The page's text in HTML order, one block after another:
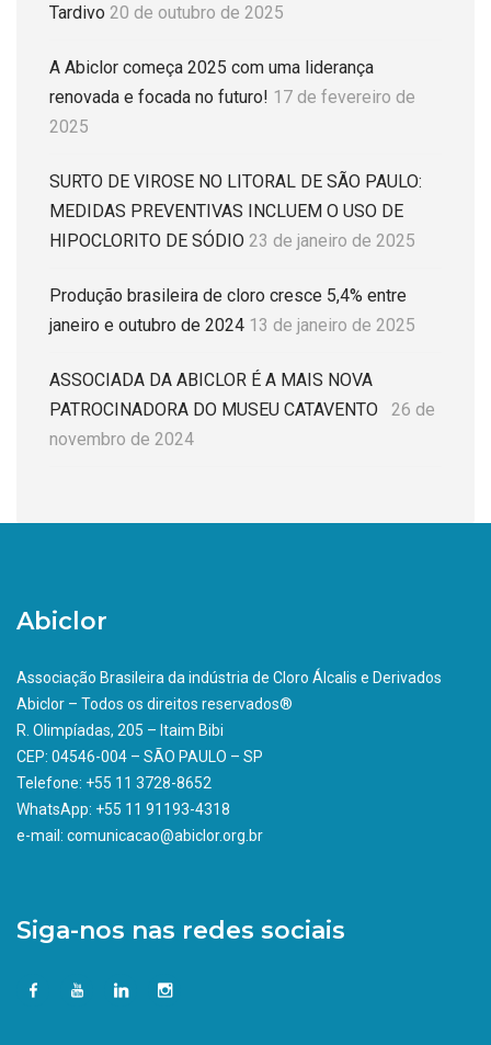
Tardivo 20 de outubro de 2025
A Abiclor começa 2025 com uma liderança
renovada e focada no futuro! 17 de fevereiro de
2025
SURTO DE VIROSE NO LITORAL DE SÃO PAULO:
MEDIDAS PREVENTIVAS INCLUEM O USO DE
HIPOCLORITO DE SÓDIO 23 de janeiro de 2025
Produção brasileira de cloro cresce 5,4% entre
janeiro e outubro de 2024 13 de janeiro de 2025
ASSOCIADA DA ABICLOR É A MAIS NOVA
PATROCINADORA DO MUSEU CATAVENTO
26 de
novembro de 2024
Abiclor
Associação Brasileira da indústria de Cloro Álcalis e Derivados
Abiclor – Todos os direitos reservados®
R. Olimpíadas, 205 – Itaim Bibi
CEP: 04546-004 – SÃO PAULO – SP
Telefone: +55 11 3728-8652
WhatsApp: +55 11 91193-4318
e-mail: comunicacao@abiclor.org.br
Siga-nos nas redes sociais